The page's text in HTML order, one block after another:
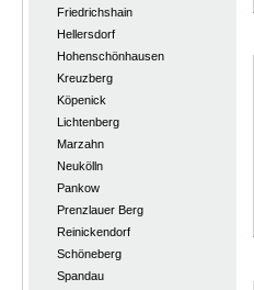
Friedrichshain
Hellersdorf
Hohenschönhausen
Kreuzberg
Köpenick
Lichtenberg
Marzahn
Neukölln
Pankow
Prenzlauer Berg
Reinickendorf
Schöneberg
Spandau